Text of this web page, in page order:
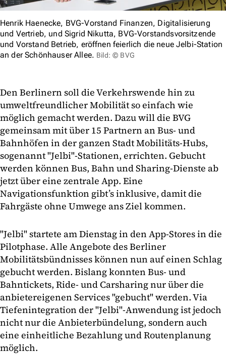
Henrik Haenecke, BVG-Vorstand Finanzen, Digitalisierung
und Vertrieb, und Sigrid Nikutta, BVG-Vorstandsvorsitzende
und Vorstand Betrieb, eröffnen feierlich die neue Jelbi-Station
an der Schönhauser Allee. Bild: © BVG
Den Berlinern soll die Verkehrswende hin zu
umweltfreundlicher Mobilität so einfach wie
möglich gemacht werden. Dazu will die BVG
gemeinsam mit über 15 Partnern an Bus- und
Bahnhöfen in der ganzen Stadt Mobilitäts-Hubs,
sogenannt "Jelbi"-Stationen, errichten. Gebucht
werden können Bus, Bahn und Sharing-Dienste ab
jetzt über eine zentrale App. Eine
Navigationsfunktion gibt’s inklusive, damit die
Fahrgäste ohne Umwege ans Ziel kommen.
"Jelbi" startete am Dienstag in den App-Stores in die
Pilotphase. Alle Angebote des Berliner
Mobilitätsbündnisses können nun auf einen Schlag
gebucht werden. Bislang konnten Bus- und
Bahntickets, Ride- und Carsharing nur über die
anbietereigenen Services "gebucht" werden. Via
Tiefenintegration der "Jelbi"-Anwendung ist jedoch
nicht nur die Anbieterbündelung, sondern auch
eine einheitliche Bezahlung und Routenplanung
möglich.